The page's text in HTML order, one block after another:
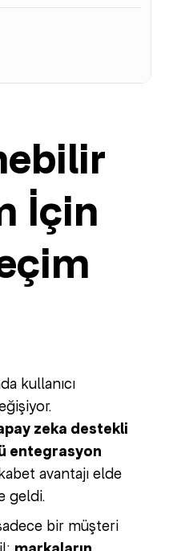
İçin
kullanıcı
zeka destekli
entegrasyon
avantajı elde
geldi.
bir müşteri